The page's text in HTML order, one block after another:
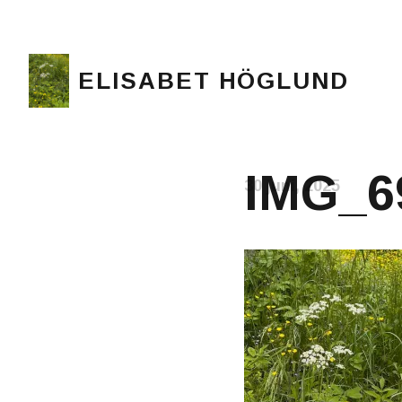
ELISABET HÖGLUND
30 juni, 2025